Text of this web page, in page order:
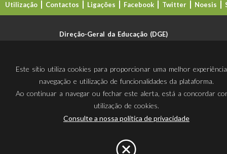
Utilização
Contactos Ligações Facebook Twitter Noesis
Direção-Geral da Educação (DGE)
Este sítio utiliza cookies para proporcionar uma melhor
navegação e utilização de funcionalidades da plataforma.
Ao continuar a navegar ou fechar este alerta, está a concordar
utilização de cookies.
Consulte a nossa política de privacidade